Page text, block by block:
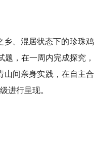
乡、混居状态下的珍珠
题，在一周内完成探究
山间亲身实践，在自主
进行呈现。